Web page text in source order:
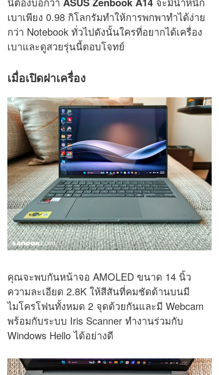
เบาเพียง 0.98 กิโลกรัมทำให้การพกพาทำได้ง่าย
กว่า Notebook ทั่วไปดังนั้นใครที่อยากได้เครื่อง
เบาและดูสวยรุ่นนี้ตอบโจทย์
เมื่อเปิดฝาเครื่อง
คุณจะพบกันหน้าจอ AMOLED ขนาด 14 นิ้ว
ความละเอียด 2.8K ให้สีสันที่คมชัดด้านบนมี
ไมโครโฟนทั้งหมด 2 จุดด้วยกันและมี Webcam
พร้อมกับระบบ Iris Scanner ทำงานร่วมกับ
Windows Hello ได้อย่างดี